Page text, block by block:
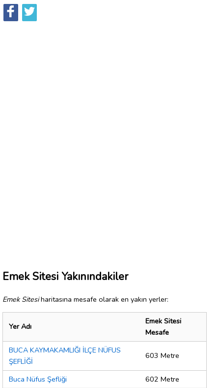
Emek Sitesi Yakınındakiler
Emek Sitesiharitasına mesafe olarak en yakın yerler:
Yer Adı
Emek Sitesi
Mesafe
BUCA KAYMAKAMLIĞI İLÇE NÜFUS
ŞEFLİĞİ
603 Metre
Buca Nüfus Şefliği
602 Metre